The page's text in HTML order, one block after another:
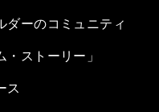
ダーのコミュニティ
・ストーリー」
ス